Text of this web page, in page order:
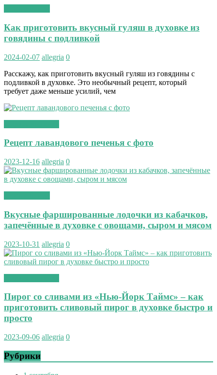
Как приготовить вкусный гуляш в духовке из
говядины с подливкой
2024-02-07 allegria 0
Расскажу, как приготовить вкусный гуляш из говядины с
подливкой в духовке. Это необычный рецепт, который
требует даже меньше усилий, чем
Рецепт лавандового печенья с фото
2023-12-16 allegria 0
Вкусные фаршированные лодочки из кабачков,
запечённые в духовке с овощами, сыром и мясом
2023-10-31 allegria 0
Пирог со сливами из «Нью-Йорк Таймс» – как
приготовить сливовый пирог в духовке быстро и
просто
2023-09-06 allegria 0
Рубрики